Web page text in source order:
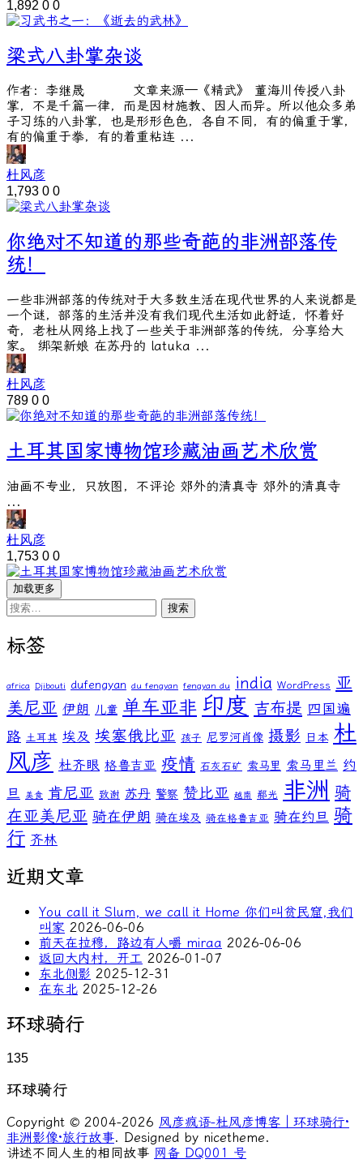
1,892 0 0
梁式八卦掌杂谈
作者：李继晟 文章来源—《精武》 董海川传授八卦
掌，不是千篇一律，而是因材施教、因人而异。所以他众多弟
子习练的八卦掌，也是形形色色，各自不同，有的偏重于掌，
有的偏重于拳，有的着重粘连 ...
杜风彦
1,793 0 0
你绝对不知道的那些奇葩的非洲部落传
统！
一些非洲部落的传统对于大多数生活在现代世界的人来说都是
一个谜，部落的生活并没有我们现代生活如此舒适，怀着好
奇，老杜从网络上找了一些关于非洲部落的传统，分享给大
家。 绑架新娘 在苏丹的 latuka ...
杜风彦
789 0 0
土耳其国家博物馆珍藏油画艺术欣赏
油画不专业，只放图，不评论 郊外的清真寺 郊外的清真寺
...
杜风彦
1,753 0 0
加载更多
搜
索：
标签
africa Djibouti dufengyan du fengyan fengyan du india WordPress 亚
美尼亚 伊朗 儿童 单车亚非 印度 吉布提 四国遍
路 土耳其 埃及 埃塞俄比亚 孩子 尼罗河肖像 摄影 日本 杜
风彦 杜齐眼 格鲁吉亚 疫情 石灰石矿 索马里 索马里兰 约
旦
美食 肯尼亚 致谢 苏丹 警察 赞比亚 越南 郗光 非洲 骑
在亚美尼亚 骑在伊朗 骑在埃及 骑在格鲁吉亚 骑在约旦 骑
行 齐林
近期文章
You call it Slum, we call it Home 你们叫贫民窟,我们
叫家 2026-06-06
前天在拉穆，路边有人嚼 miraa 2026-06-06
返回大内村，开工 2026-01-07
东北侧影 2025-12-31
在东北 2025-12-26
环球骑行
135
环球骑行
Copyright © 2004-2026 风彦疯语-杜风彦博客｜环球骑行·
非洲影像·旅行故事. Designed by nicetheme.
讲述不同人生的相同故事 网备 DQ001 号